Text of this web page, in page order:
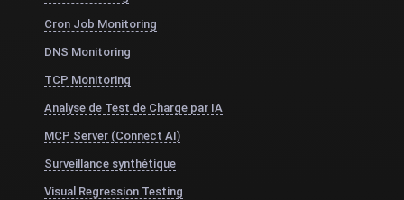
Cron Job Monitoring
DNS Monitoring
TCP Monitoring
Analyse de Test de Charge par IA
MCP Server (Connect AI)
Surveillance synthétique
Visual Regression Testing